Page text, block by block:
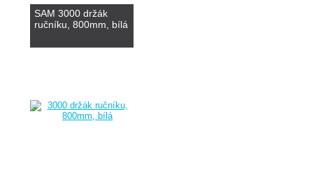
SAM 3000 držák
ručníku, 800mm, bílá